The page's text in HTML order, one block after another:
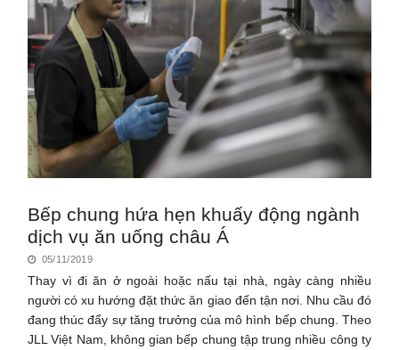
Bếp chung hứa hẹn khuấy động ngành
dịch vụ ăn uống châu Á
05/11/2019
Thay vì đi ăn ở ngoài hoặc nấu tại nhà, ngày càng nhiều
người có xu hướng đặt thức ăn giao đến tận nơi. Nhu cầu đó
đang thúc đẩy sự tăng trưởng của mô hình bếp chung. Theo
JLL Việt Nam, không gian bếp chung tập trung nhiều công ty